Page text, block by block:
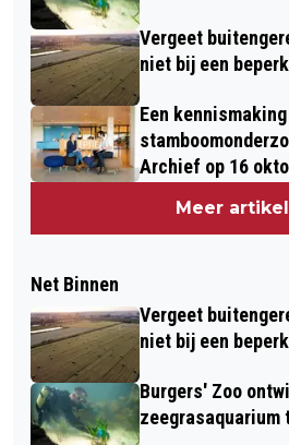
Vergeet
niet bij een
Een
Archief op 16
Meer
Net Binnen
Vergeet
niet bij een
Burgers' Zoo
zeegrasaquarium